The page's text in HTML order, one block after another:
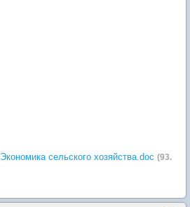
Экономика сельского хозяйства.doc (93.